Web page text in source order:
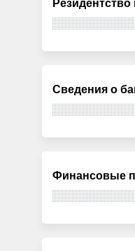
Сведения о
Финансовые